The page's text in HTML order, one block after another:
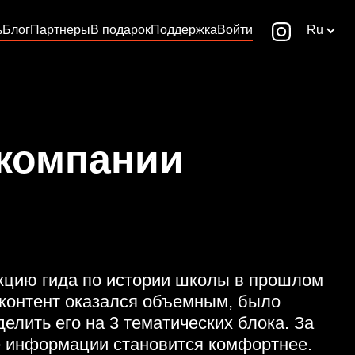
БлогПартнерыВ подарокПоддержкаВойти Ru
гида по истории школы в прошлом
оказался объемным, было
его на 3 тематических блока. За
информации становится комфортнее.